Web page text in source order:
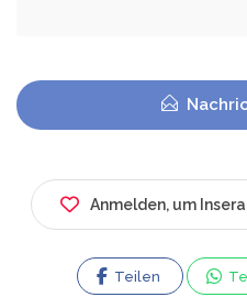
Anmelden, um
Teilen